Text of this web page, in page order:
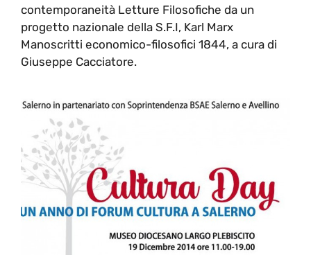
contemporaneità Letture Filosofiche da un
progetto nazionale della S.F.I, Karl Marx
Manoscritti economico-filosofici 1844, a cura di
Giuseppe Cacciatore.